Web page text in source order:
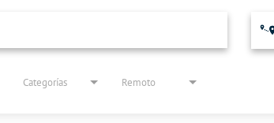
Categorías Remoto